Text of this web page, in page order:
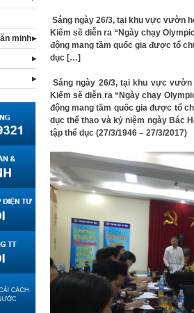
Sáng ngày 26/3, tại khu vực vườn
Kiếm sẽ diễn ra “Ngày chạy
động mang tầm quốc gia được tổ
dục […]
Sáng ngày 26/3, tại khu vực
Kiếm sẽ diễn ra “Ngày chạy
động mang tầm quốc gia được tổ
dục thể thao và kỷ niệm ngày Bác
tập thể dục (27/3/1946 – 27/3/2017)
minh